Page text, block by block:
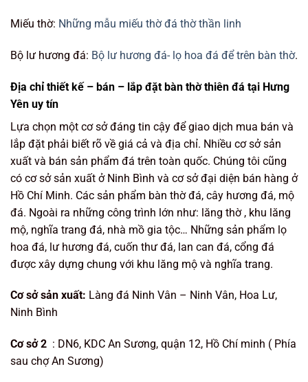
Miếu thờ: Những mẫu miếu thờ đá thờ thần linh
Bộ lư hương đá: Bộ lư hương đá- lọ hoa đá để trên bàn thờ.
Địa chỉ thiết kế – bán – lắp đặt bàn thờ thiên đá tại Hưng
Yên uy tín
Lựa chọn một cơ sở đáng tin cậy để giao dịch mua bán và
lắp đặt phải biết rõ về giá cả và địa chỉ. Nhiều cơ sở sản
xuất và bán sản phẩm đá trên toàn quốc. Chúng tôi cũng
có cơ sở sản xuất ở Ninh Bình và cơ sở đại diện bán hàng ở
Hồ Chí Minh. Các sản phẩm bàn thờ đá, cây hương đá, mộ
đá. Ngoài ra những công trình lớn như: lăng thờ , khu lăng
mộ, nghĩa trang đá, nhà mồ gia tộc… Những sản phẩm lọ
hoa đá, lư hương đá, cuốn thư đá, lan can đá, cổng đá
được xây dựng chung với khu lăng mộ và nghĩa trang.
Cơ sở sản xuất: Làng đá Ninh Vân – Ninh Vân, Hoa Lư,
Ninh Bình
Cơ sở 2 : DN6, KDC An Sương, quận 12, Hồ Chí minh ( Phía
sau chợ An Sương)